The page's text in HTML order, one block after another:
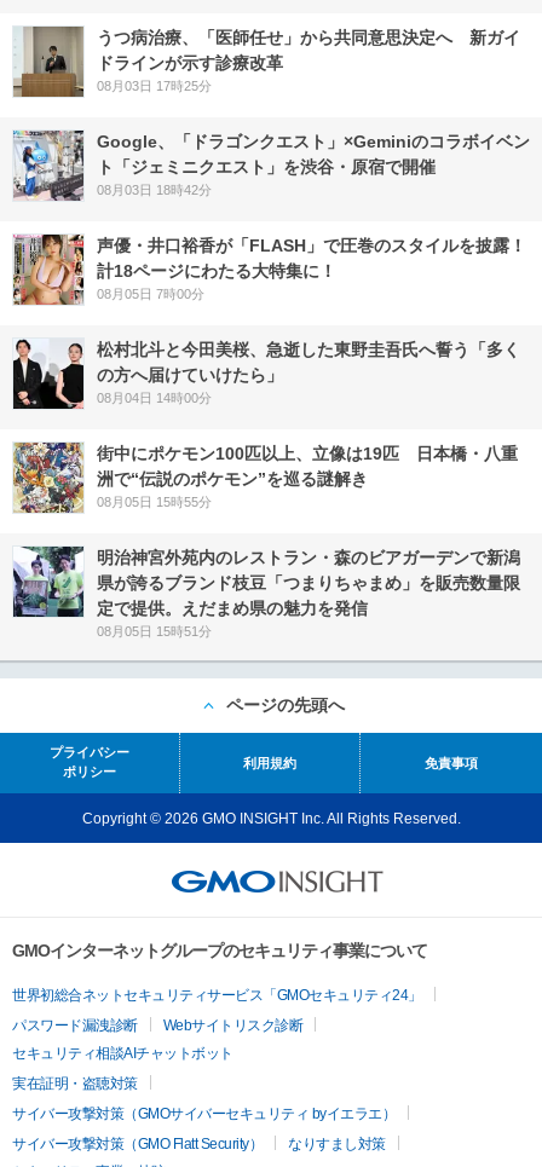
うつ病治療、「医師任せ」から共同意思決定へ 新ガイ
ドラインが示す診療改革
08月03日 17時25分
Google、「ドラゴンクエスト」×Geminiのコラボイベン
ト「ジェミニクエスト」を渋谷・原宿で開催
08月03日 18時42分
声優・井口裕香が「FLASH」で圧巻のスタイルを披露！
計18ページにわたる大特集に！
08月05日 7時00分
松村北斗と今田美桜、急逝した東野圭吾氏へ誓う「多く
の方へ届けていけたら」
08月04日 14時00分
街中にポケモン100匹以上、立像は19匹 日本橋・八重
洲で“伝説のポケモン”を巡る謎解き
08月05日 15時55分
明治神宮外苑内のレストラン・森のビアガーデンで新潟
県が誇るブランド枝豆「つまりちゃまめ」を販売数量限
定で提供。えだまめ県の魅力を発信
08月05日 15時51分
ページの先頭へ
プライバシー
ポリシー
利用規約 免責事項
Copyright © 2026 GMO INSIGHT Inc. All Rights Reserved.
GMOインターネットグループのセキュリティ事業について
世界初総合ネットセキュリティサービス「GMOセキュリティ24」
パスワード漏洩診断
Webサイトリスク診断
セキュリティ相談AIチャットボット
実在証明・盗聴対策
サイバー攻撃対策（GMOサイバーセキュリティ byイエラエ）
サイバー攻撃対策（GMO Flatt Security）
なりすまし対策